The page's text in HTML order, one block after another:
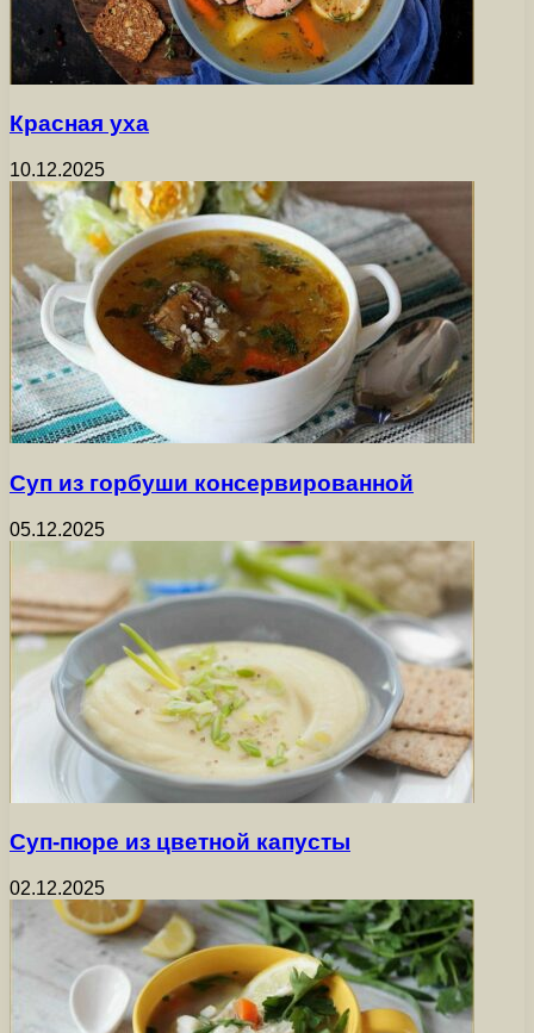
Красная уха
10.12.2025
Суп из горбуши консервированной
05.12.2025
Суп-пюре из цветной капусты
02.12.2025